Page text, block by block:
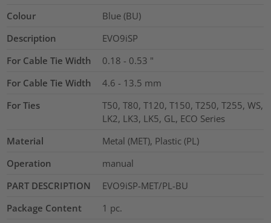
Colour
Blue (BU)
Description
EVO9iSP
For Cable Tie Width
0.18 - 0.53 "
For Cable Tie Width
4.6 - 13.5 mm
For Ties
T50, T80, T120, T150, T250, T255, WS,
LK2, LK3, LK5, GL, ECO Series
Material
Metal (MET), Plastic (PL)
Operation
manual
PART DESCRIPTION
EVO9iSP-MET/PL-BU
Package Content
1 pc.